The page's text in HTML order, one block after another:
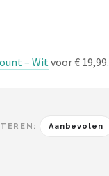
– Witvoor € 19,99.
Aanbevolen